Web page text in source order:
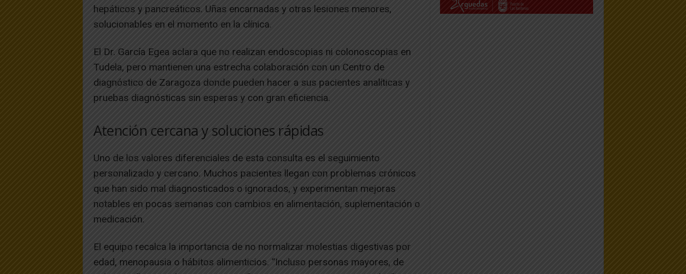
hepáticos y pancreáticos. Uñas encarnadas y otras lesiones menores,
solucionables en el momento en la clínica.
El Dr. García Egea aclara que no realizan endoscopias ni colonoscopias en
Tudela, pero mantienen una estrecha colaboración con un Centro de
diagnóstico de Zaragoza donde pueden hacer a sus pacientes analíticas y
pruebas diagnósticas sin esperas y con gran eficiencia.
Atención cercana y soluciones rápidas
Uno de los valores diferenciales de esta consulta es el seguimiento
personalizado y cercano. Muchos pacientes llegan con problemas crónicos
que han sido mal diagnosticados o ignorados, y experimentan mejoras
notables en pocas semanas con cambios en alimentación, suplementación o
medicación.
El equipo recalca la importancia de no normalizar molestias digestivas por
edad, menopausia o hábitos alimenticios. “Incluso personas mayores, de